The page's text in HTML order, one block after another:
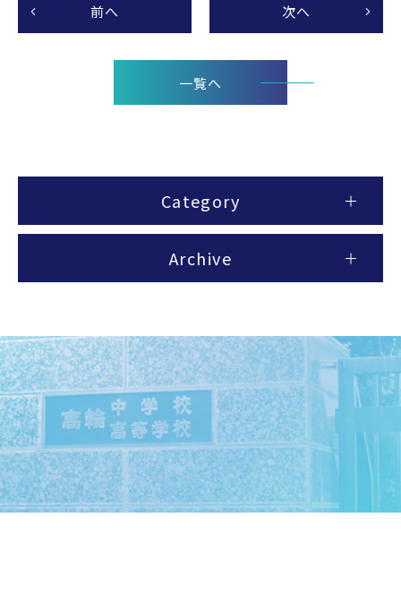
前へ 次へ
一覧へ
Category
Archive